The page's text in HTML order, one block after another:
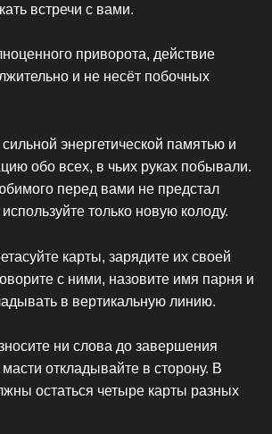
встречи с вами.
приворота, действие
и не несёт побочных
энергетической памятью и
обо всех, в чьих руках побывали.
перед вами не предстал
только новую колоду.
карты, зарядите их своей
с ними, назовите имя парня и
в вертикальную линию.
ни слова до завершения
откладывайте в сторону. В
остаться четыре карты разных